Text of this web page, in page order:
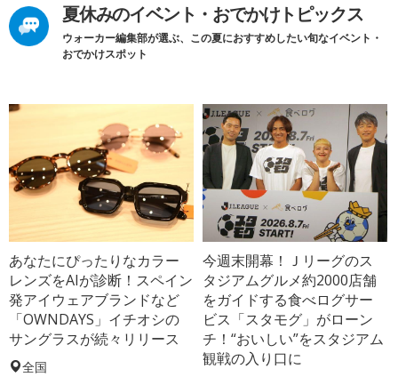
夏休みのイベント・おでかけトピックス
ウォーカー編集部が選ぶ、この夏におすすめしたい旬なイベント・
おでかけスポット
あなたにぴったりなカラー
レンズをAIが診断！スペイン
発アイウェアブランドなど
「OWNDAYS」イチオシの
サングラスが続々リリース
全国
今週末開幕！Ｊリーグのス
タジアムグルメ約2000店舗
をガイドする食べログサー
ビス「スタモグ」がローン
チ！“おいしい”をスタジアム
観戦の入り口に